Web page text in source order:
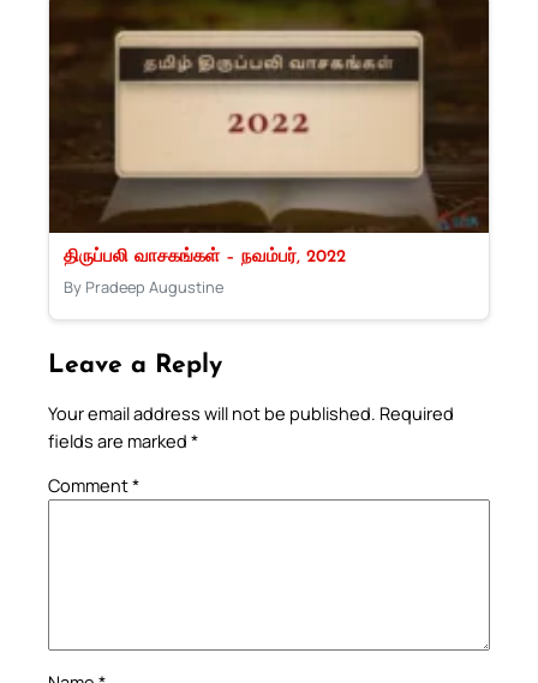
திருப்பலி வாசகங்கள் – நவம்பர், 2022
By Pradeep Augustine
Leave a Reply
Your email address will not be published. Required
fields are marked *
Comment*